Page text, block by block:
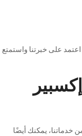
على خبرتنا واستمتع
خدماتنا، يمكنك أيضًا